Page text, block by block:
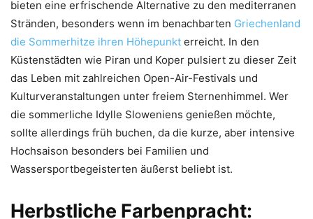
bieten eine erfrischende Alternative zu den mediterranen
Stränden, besonders wenn im benachbarten Griechenland
die Sommerhitze ihren Höhepunkt erreicht. In den
Küstenstädten wie Piran und Koper pulsiert zu dieser Zeit
das Leben mit zahlreichen Open-Air-Festivals und
Kulturveranstaltungen unter freiem Sternenhimmel. Wer
die sommerliche Idylle Sloweniens genießen möchte,
sollte allerdings früh buchen, da die kurze, aber intensive
Hochsaison besonders bei Familien und
Wassersportbegeisterten äußerst beliebt ist.
Herbstliche Farbenpracht: